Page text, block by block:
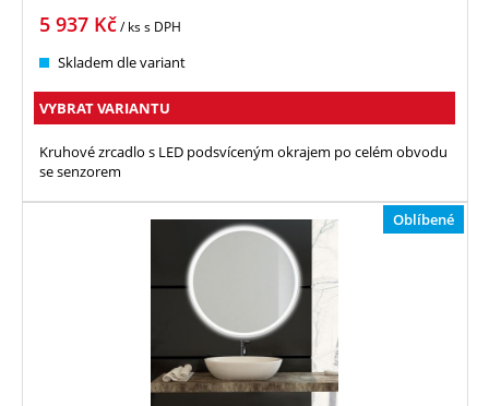
5 937 Kč/ kss DPH
Skladem dle variant
VYBRAT VARIANTU
Kruhové zrcadlo s LED podsvíceným okrajem po celém obvodu
se senzorem
Oblíbené